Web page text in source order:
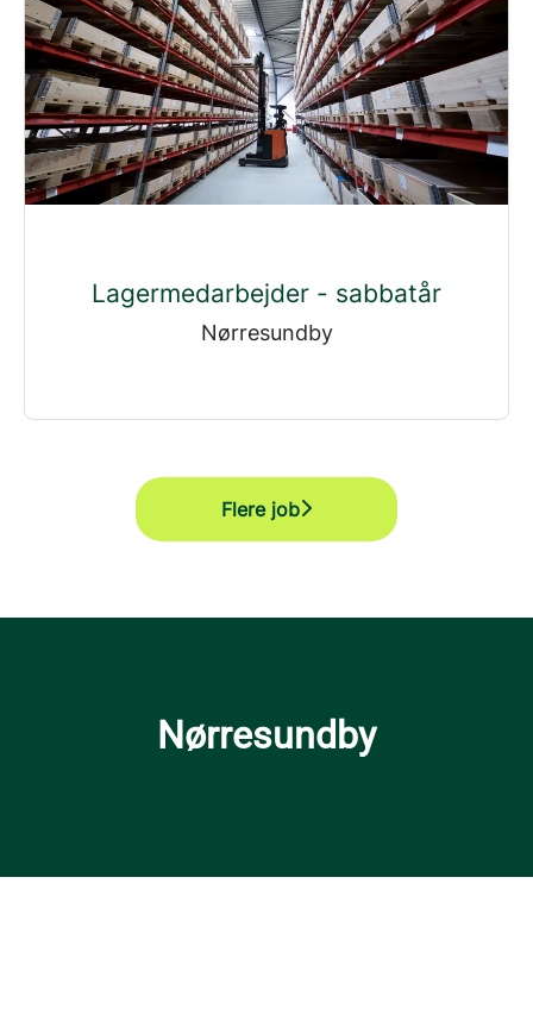
Lagermedarbejder - sabbatår
Nørresundby
Flere job
Nørresundby